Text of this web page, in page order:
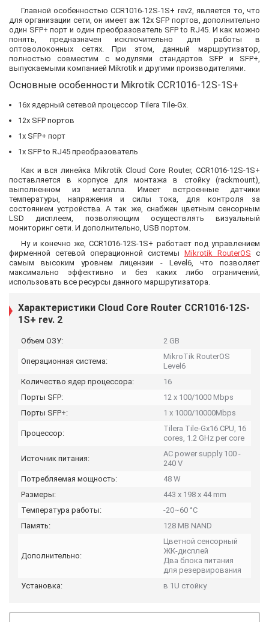
Главной особенностью CCR1016-12S-1S+ rev2, является то, что
для организации сети, он имеет аж 12х SFP портов, дополнительно
один SFP+ порт и один преобразователь SFP to RJ45. И как можно
понять, предназначен исключительно для работы в
оптоволоконных сетях. При этом, данный маршрутизатор,
полностью совместим с модулями стандартов SFP и SFP+,
выпускаемыми компанией Mikrotik и другими производителями.
Основные особенности Mikrotik CCR1016-12S-1S+
16х ядерный сетевой процессор Tilera Tile-Gx.
12х SFP портов
1x SFP+ порт
1х SFP to RJ45 преобразователь
Как и вся линейка Mikrotik Cloud Core Router, CCR1016-12S-1S+
поставляется в корпусе для монтажа в стойку (rackmount),
выполненном из металла. Имеет встроенные датчики
температуры, напряжения и силы тока, для контроля за
состоянием устройства. А так же, снабжен цветным сенсорным
LSD дисплеем, позволяющим осуществлять визуальный
мониторинг сети. И дополнительно, USB портом.
Ну и конечно же, CCR1016-12S-1S+ работает под управлением
фирменной сетевой операционной системы Mikrotik RouterOS с
самым высоким уровнем лицензии - Level6, что позволяет
максимально эффективно и без каких либо ограничений,
использовать все ресурсы данного маршрутизатора.
Характеристики Cloud Core Router CCR1016-12S-
1S+ rev. 2
Объем ОЗУ: 2 GB
Операционная система:
MikroTik RouterOS
Level6
Количество ядер процессора:
16
Порты SFP:
12 x 100/1000 Mbps
Порты SFP+:
1 x 1000/10000Mbps
Процессор:
Tilera Tile-Gx16 CPU, 16
cores, 1.2 GHz per core
Источник питания:
AC power supply 100 -
240 V
Потребляемая мощность:
48 W
Размеры:
443 x 198 x 44 mm
Температура работы:
-20~60 °C
Память:
128 MB NAND
Дополнительно:
Цветной сенсорный
ЖК-дисплей
Два блока питания
для резервирования
Установка:
в 1U стойку